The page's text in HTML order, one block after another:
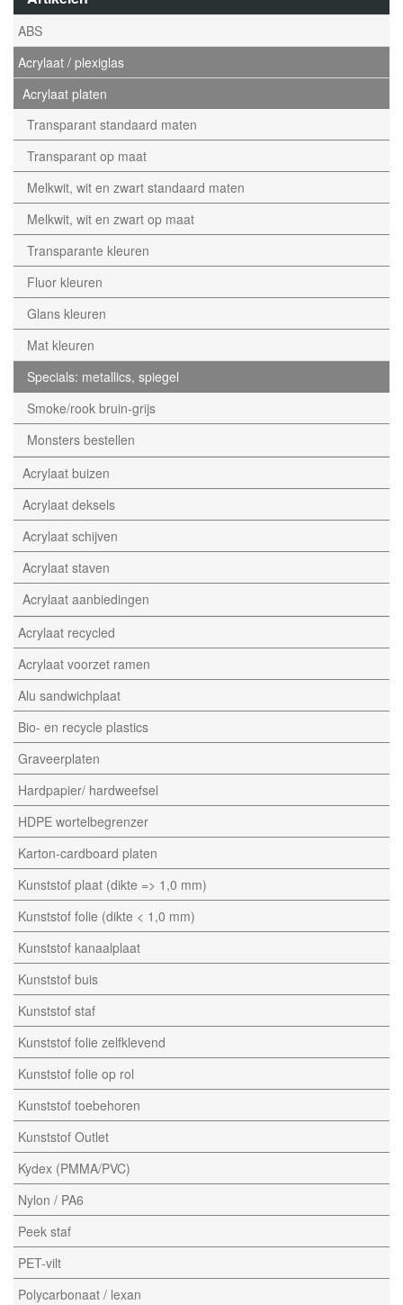
ABS
Acrylaat / plexiglas
Acrylaat platen
Transparant standaard maten
Transparant op maat
Melkwit, wit en zwart standaard maten
Melkwit, wit en zwart op maat
Transparante kleuren
Fluor kleuren
Glans kleuren
Mat kleuren
Specials: metallics, spiegel
Smoke/rook bruin-grijs
Monsters bestellen
Acrylaat buizen
Acrylaat deksels
Acrylaat schijven
Acrylaat staven
Acrylaat aanbiedingen
Acrylaat recycled
Acrylaat voorzet ramen
Alu sandwichplaat
Bio- en recycle plastics
Graveerplaten
Hardpapier/ hardweefsel
HDPE wortelbegrenzer
Karton-cardboard platen
Kunststof plaat (dikte => 1,0 mm)
Kunststof folie (dikte < 1,0 mm)
Kunststof kanaalplaat
Kunststof buis
Kunststof staf
Kunststof folie zelfklevend
Kunststof folie op rol
Kunststof toebehoren
Kunststof Outlet
Kydex (PMMA/PVC)
Nylon / PA6
Peek staf
PET-vilt
Polycarbonaat / lexan